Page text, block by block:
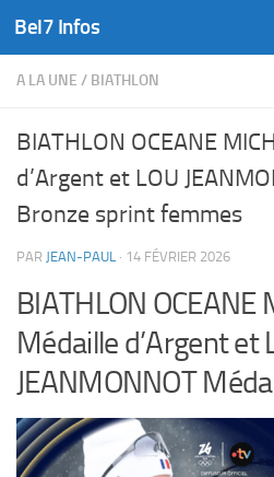
Skip to content
Bel7 Infos
A LA UNE / BIATHLON
BIATHLON OCEANE
d’Argent et LOU
Bronze sprint femmes
PAR JEAN-PAUL · 14 FÉVRIER 2026
BIATHLON OCEANE
Médaille d’Argent et
JEANMONNOT